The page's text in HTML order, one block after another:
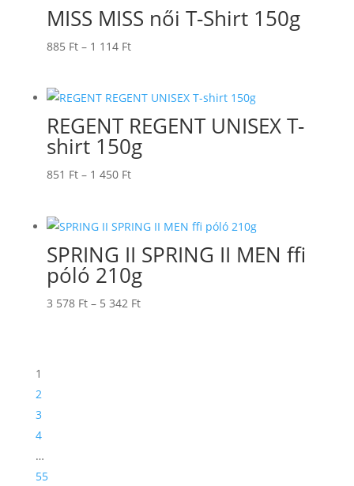
1
MISS MISS női T-Shirt 150g
885 Ft – 1 114 FtÁrtartomány:
1
114 Ft
REGENT REGENT UNISEX T-
shirt 150g
851 Ft – 1 450 FtÁrtartomány:
1
450 Ft
SPRING II SPRING II MEN ffi
póló 210g
3 578 Ft – 5 342 FtÁrtartomány:
1
2
3
4
…
55